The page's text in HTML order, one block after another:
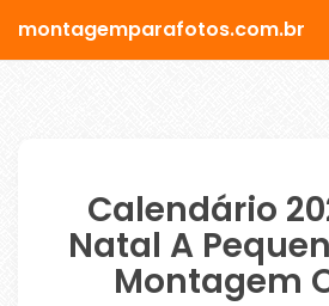
montagemparafotos.com.br
Calendário
Natal A
Montagem